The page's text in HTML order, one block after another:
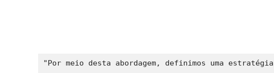
"Por meio desta abordagem, definimos uma